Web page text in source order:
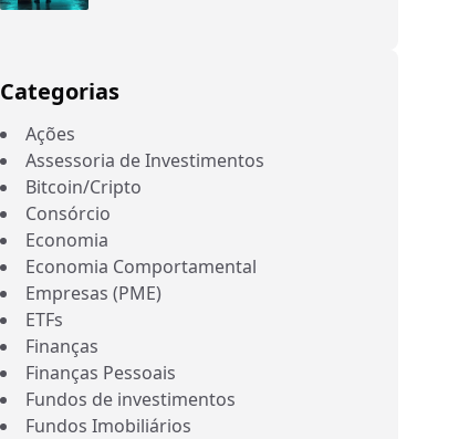
Categorias
Ações
Assessoria de Investimentos
Bitcoin/Cripto
Consórcio
Economia
Economia Comportamental
Empresas (PME)
ETFs
Finanças
Finanças Pessoais
Fundos de investimentos
Fundos Imobiliários